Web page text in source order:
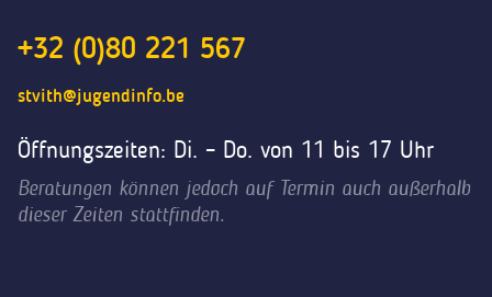
+32 (0)80 221 567
stvith@jugendinfo.be
Öffnungszeiten: Di. – Do. von 11 bis 17 Uhr
Beratungen können jedoch auf Termin auch außerhalb
dieser Zeiten stattfinden.